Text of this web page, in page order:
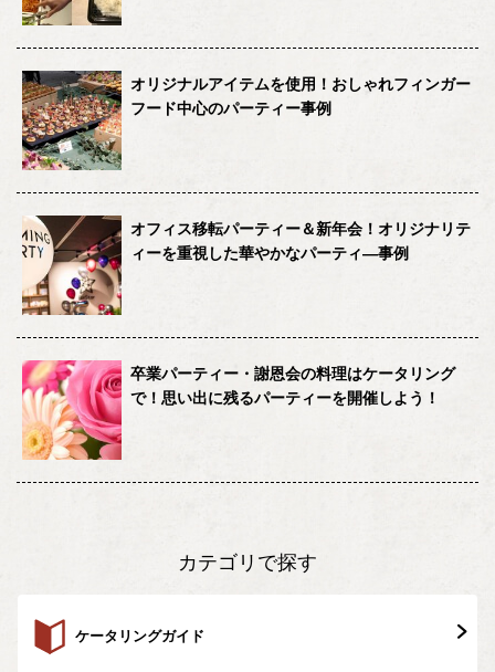
オリジナルアイテムを使用！おしゃれフィンガー
フード中心のパーティー事例
オフィス移転パーティー＆新年会！オリジナリテ
ィーを重視した華やかなパーティ―事例
卒業パーティー・謝恩会の料理はケータリング
で！思い出に残るパーティーを開催しよう！
カテゴリで探す
ケータリングガイド